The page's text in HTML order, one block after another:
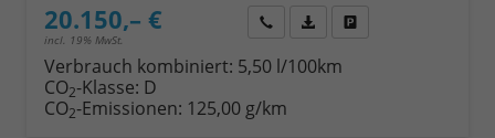
20.150,– €
incl. 19% MwSt.
Wir rufen Sie anFahrzeugexposé (PDF)
Verbrauch kombiniert: 5,50 l/100km
CO2-Klasse: D
CO2-Emissionen: 125,00 g/km